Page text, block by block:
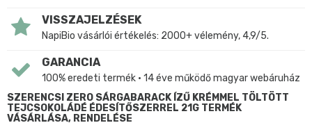
VISSZAJELZÉSEK
NapiBio vásárlói értékelés: 2000+ vélemény, 4,9/5.
GARANCIA
100% eredeti termék • 14 éve működő magyar webáruház
SZERENCSI ZERO SÁRGABARACK ÍZŰ KRÉMMEL TÖLTÖTT
TEJCSOKOLÁDÉ ÉDESÍTŐSZERREL 21G TERMÉK
VÁSÁRLÁSA, RENDELÉSE